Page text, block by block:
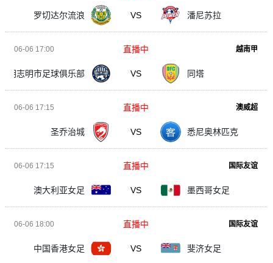
罗切达尔流浪 VS 潘尼苏拉
06-06 17:00 越南甲
胡志明市足球俱乐部 VS 同塔
直播中
06-06 17:15 澳威超
圣乔治城 VS 悉尼奥林匹克
直播中
06-06 17:15 国际友谊
澳大利亚女足 VS 墨西哥女足
直播中
06-06 18:00 国际友谊
中国香港女足 VS 斐济女足
直播中